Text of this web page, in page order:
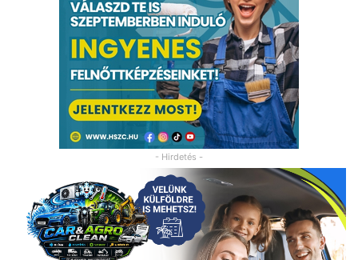
- Hirdetés -